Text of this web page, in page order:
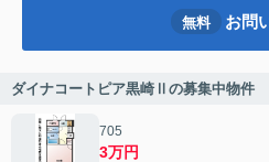
無料 お問
ダイナコートピア黒崎Ⅱの募集中物件
705
3万円